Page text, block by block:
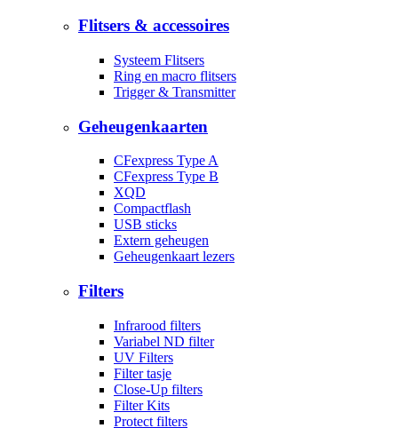
Flitsers & accessoires
Systeem Flitsers
Ring en macro flitsers
Trigger & Transmitter
Geheugenkaarten
CFexpress Type A
CFexpress Type B
XQD
Compactflash
USB sticks
Extern geheugen
Geheugenkaart lezers
Filters
Infrarood filters
Variabel ND filter
UV Filters
Filter tasje
Close-Up filters
Filter Kits
Protect filters